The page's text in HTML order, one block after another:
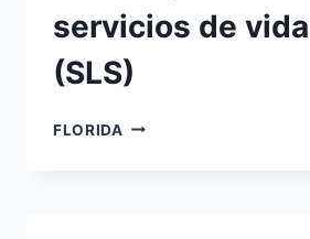
servicios de
(SLS)
FLORIDA 26/3